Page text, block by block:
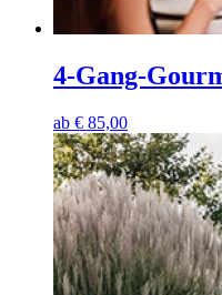
4-Gang-
ab € 85,00